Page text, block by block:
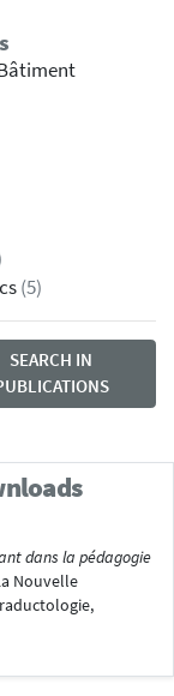
(5)
SEARCH IN
dans la pédagogie
Nouvelle